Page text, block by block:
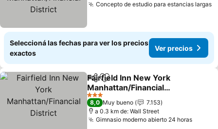
Concepto de estudio para estancias largas
Seleccioná las fechas para ver los precios
exactos
Ver precios
CompartirAñadir a favoritos
Fairfield Inn New York
Manhattan/Financial
District
Ver precios
3 Estrellas
8,0 Muy bueno
7.153
a 0.3 km de: Wall Street
Gimnasio moderno abierto 24 horasVer